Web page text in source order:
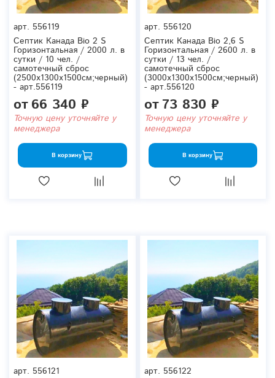
арт. 556119
Септик Канада Bio 2 S
Горизонтальная / 2000 л. в
сутки / 10 чел. /
самотечный сброс
(2500x1300x1500см;черный)
- арт.556119
от66 340 ₽
Точную цену уточняйте у
менеджера
В корзину
арт. 556120
Септик Канада Bio 2,6 S
Горизонтальная / 2600 л. в
сутки / 13 чел. /
самотечный сброс
(3000x1300x1500см;черный)
- арт.556120
от73 830 ₽
Точную цену уточняйте у
менеджера
В корзину
арт. 556121
арт. 556122